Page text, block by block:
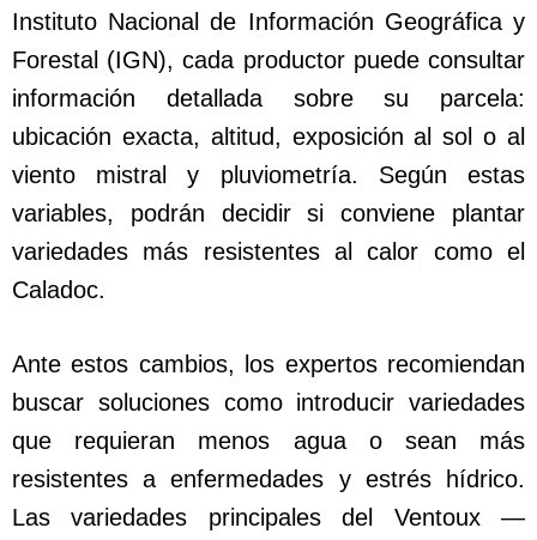
Instituto Nacional de Información Geográfica y
Forestal (IGN), cada productor puede consultar
información detallada sobre su parcela:
ubicación exacta, altitud, exposición al sol o al
viento mistral y pluviometría. Según estas
variables, podrán decidir si conviene plantar
variedades más resistentes al calor como el
Caladoc.
Ante estos cambios, los expertos recomiendan
buscar soluciones como introducir variedades
que requieran menos agua o sean más
resistentes a enfermedades y estrés hídrico.
Las variedades principales del Ventoux —